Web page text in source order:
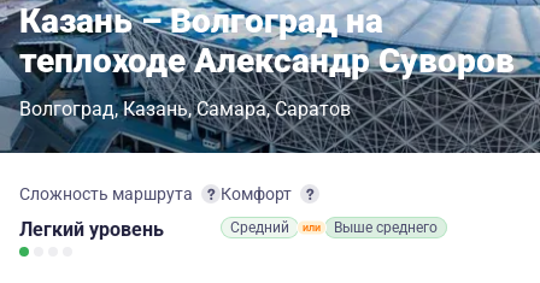
Казань – Волгоград на
теплоходе Александр Суворов
Волгоград Казань Самара Саратов
Сложность маршрута
Легкий уровень
Комфорт
Средний Выше среднего